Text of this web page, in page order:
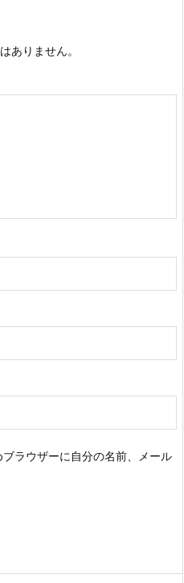
ありません。
ラウザーに自分の名前、メール